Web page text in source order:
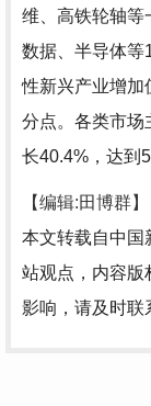
维、高铁轮轴等
数据、半导体等
性新兴产业增加
分点。各类市场
长40.4%，达到
【编辑:田博群】
本文转载自中国
站观点，内容版
影响，请及时联